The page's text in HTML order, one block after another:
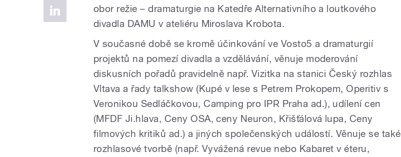
obor režie – dramaturgie na Katedře Alternativního a loutkového
divadla DAMU v ateliéru Miroslava Krobota.
V současné době se kromě účinkování ve Vosto5 a dramaturgií
projektů na pomezí divadla a vzdělávání, věnuje moderování
diskusních pořadů pravidelně např. Vizitka na stanici Český rozhlas
Vltava a řady talkshow (Kupé v lese s Petrem Prokopem, Operitiv s
Veronikou Sedláčkovou, Camping pro IPR Praha ad.), udílení cen
(MFDF Ji.hlava, Ceny OSA, ceny Neuron, Křišťálová lupa, Ceny
filmových kritiků ad.) a jiných společenských událostí. Věnuje se také
rozhlasové tvorbě (např. Vyvážená revue nebo Kabaret v éteru,